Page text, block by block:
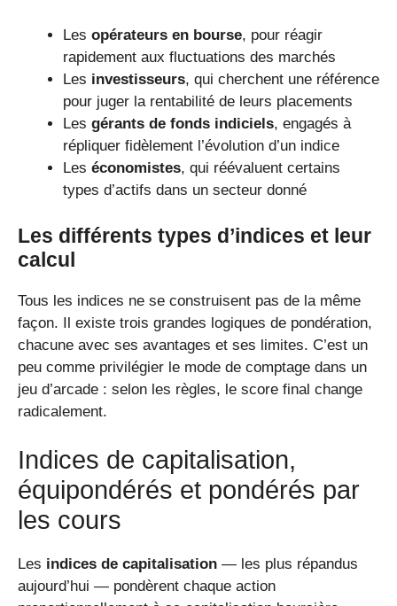
Les opérateurs en bourse, pour réagir
rapidement aux fluctuations des marchés
Les investisseurs, qui cherchent une référence
pour juger la rentabilité de leurs placements
Les gérants de fonds indiciels, engagés à
répliquer fidèlement l’évolution d’un indice
Les économistes, qui réévaluent certains
types d’actifs dans un secteur donné
Les différents types d’indices et leur
calcul
Tous les indices ne se construisent pas de la même
façon. Il existe trois grandes logiques de pondération,
chacune avec ses avantages et ses limites. C’est un
peu comme privilégier le mode de comptage dans un
jeu d’arcade : selon les règles, le score final change
radicalement.
Indices de capitalisation,
équipondérés et pondérés par
les cours
Les indices de capitalisation — les plus répandus
aujourd’hui — pondèrent chaque action